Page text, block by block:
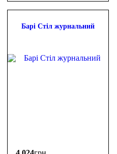
Барі Стіл журнальний